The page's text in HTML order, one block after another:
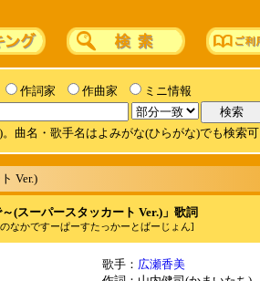
作詞家 作曲家 ミニ情報
曲名・歌手名はよみがな(ひらがな)でも検索
Ver.)
(スーパースタッカート Ver.)」歌詞
なかですーぱーすたっかーとばーじょん]
歌手： 広瀬香美